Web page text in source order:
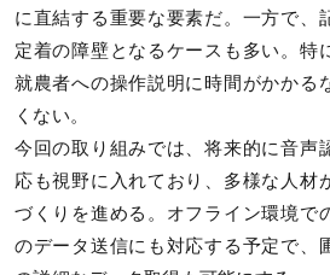
に直結する重要な要素だ。一方で、
定着の障壁となるケースも多い。特
就農者への操作説明に時間がかかる
くない。
今回の取り組みでは、将来的に音声
応も視野に入れており、多様な人材
づくりを進める。オフライン環境で
のデータ送信にも対応する予定で、